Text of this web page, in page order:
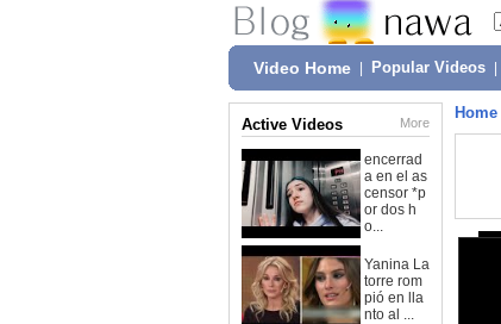
Video Home Popular Videos
Active Videos More
encerrad
a en el as
censor *p
or dos h
o...
Yanina La
torre rom
pió en lla
nto al ...
Home